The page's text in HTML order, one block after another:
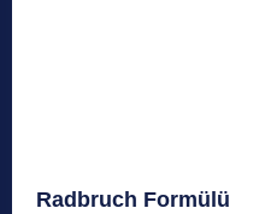
Radbruch Formülü